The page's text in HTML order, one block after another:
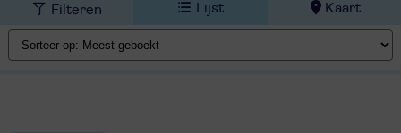
Filteren Lijst Kaart